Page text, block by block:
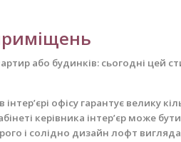
або будинків: сьогодні цей
офісу гарантує велику
керівника інтер’єр може
і солідно дизайн лофт